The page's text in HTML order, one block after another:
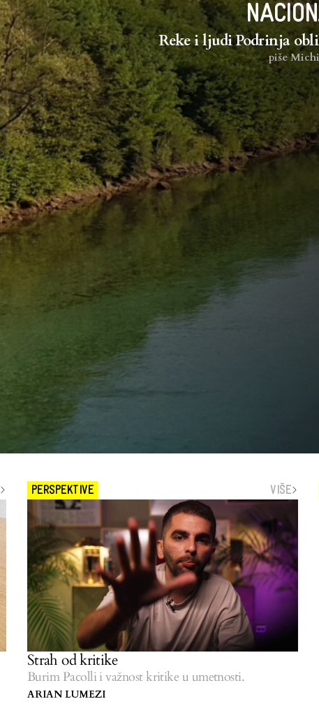
Reke i ljudi Podrinja
piše
PERSPEKTIVE VIŠE
Strah od kritike
Burim Pacolli i važnost kritike u umetnosti.
ARIAN LUMEZI